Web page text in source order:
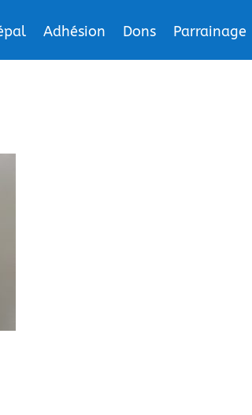
Adhésion Dons Parrainage